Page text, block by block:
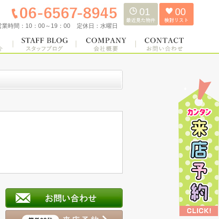
業時間： 10：00～19：00 定休日： 水曜日
01 00